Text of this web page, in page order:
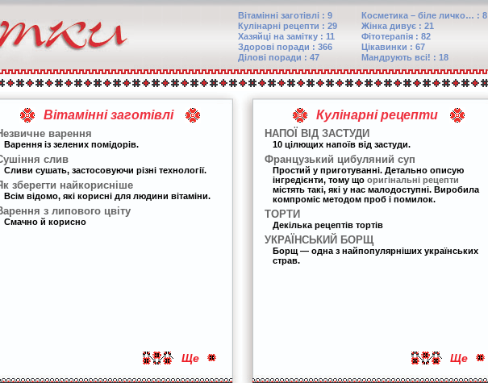
Косметика – біле личко… : 8
Жінка дивує : 21
Фітотерапія : 82
Цікавинки : 67
Мандрують всі! : 18
Вітамінні заготівлі : 9
Кулінарні рецепти : 29
Хазяйці на замітку : 11
Здорові поради : 366
Ділові поради : 47
Вітамінні заготівлі
варення
Варення із зелених помідорів.
слив
Сливи сушать, застосовуючи різні технології.
зберегти найкорисніше
Всім відомо, які корисні для людини вітаміни.
з липового цвіту
Смачно й корисно
Ще
Кулінарні рецепти
НАПОЇ ВІД ЗАСТУДИ
10 цілющих напоїв від застуди.
Французький цибуляний суп
Простий у приготуванні. Детально описую
інгредієнти, тому що оригінальні рецепти
містять такі, які у нас малодоступні. Виробила
компроміс методом проб і помилок.
ТОРТИ
Декілька рецептів тортів
УКРАЇНСЬКИЙ БОРЩ
Борщ — одна з найпопулярніших українських
страв.
Ще